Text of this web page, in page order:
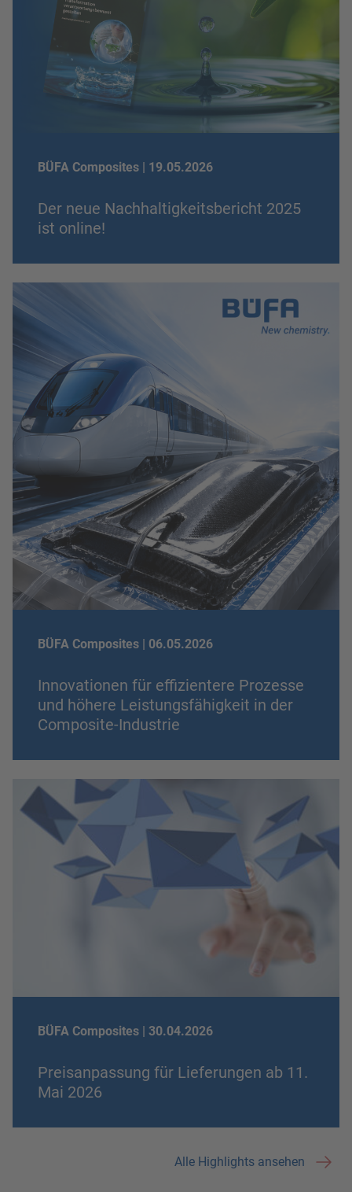
BÜFA Composites | 19.05.2026
Der neue Nachhaltigkeitsbericht 2025
ist online!
BÜFA Composites | 06.05.2026
Innovationen für effizientere Prozesse
und höhere Leistungsfähigkeit in der
Composite-Industrie
BÜFA Composites | 30.04.2026
Preisanpassung für Lieferungen ab 11.
Mai 2026
Alle Highlights ansehen